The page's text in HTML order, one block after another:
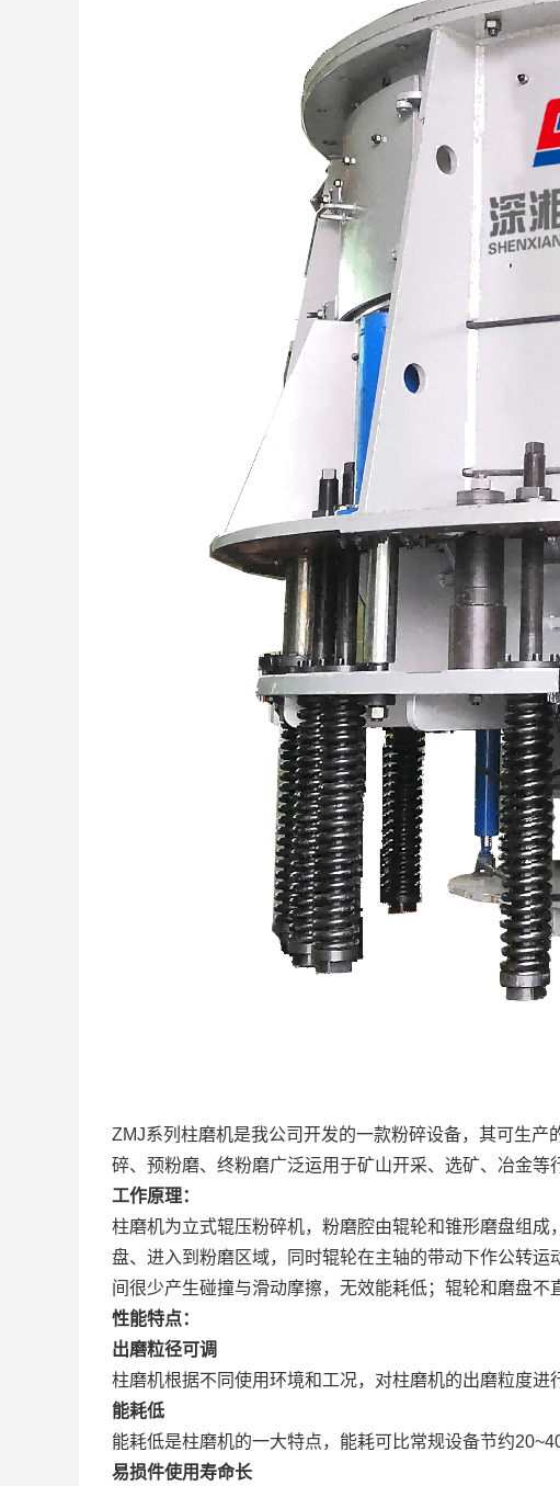
ZMJ系列柱磨机是我公司开发的一款粉碎设备，其可生
碎、预粉磨、终粉磨广泛运用于矿山开采、选矿、冶金等
工作原理：
柱磨机为立式辊压粉碎机，粉磨腔由辊轮和锥形磨盘组
盘、进入到粉磨区域，同时辊轮在主轴的带动下作公转
间很少产生碰撞与滑动摩擦，无效能耗低；辊轮和磨盘
性能特点：
出磨粒径可调
柱磨机根据不同使用环境和工况，对柱磨机的出磨粒度进
能耗低
能耗低是柱磨机的一大特点，能耗可比常规设备节约
易损件使用寿命长